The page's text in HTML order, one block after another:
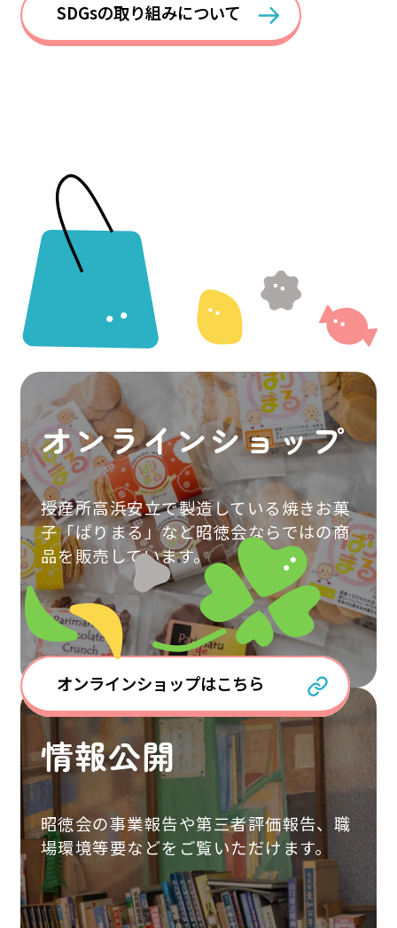
SDGsの取り組みについて
オンラインショップ
授産所高浜安立で製造している焼きお菓
子「ぱりまる」など昭徳会ならではの商
品を販売しています。
オンラインショップはこちら
情報公開
昭徳会の事業報告や第三者評価報告、職
場環境等要などをご覧いただけます。